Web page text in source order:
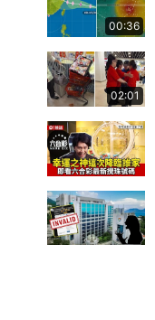
00:36
02:01